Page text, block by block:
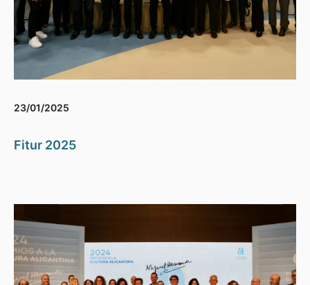
23/01/2025
Fitur 2025